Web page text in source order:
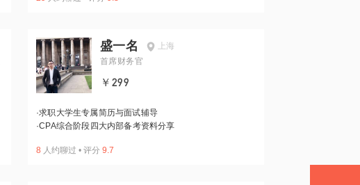
盛一名
上海
首席财务官
￥299
·求职大学生专属简历与面试辅导
·CPA综合阶段四大内部备考资料分享
8 人约聊过 • 评分 9.7